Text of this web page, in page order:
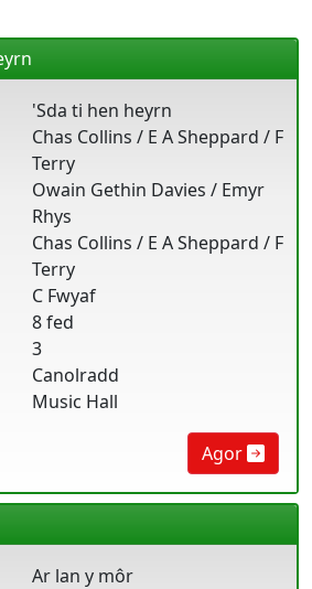
'Sda ti hen heyrn
Chas Collins / E A Sheppard / F
Terry
Owain Gethin Davies / Emyr
Rhys
Chas Collins / E A Sheppard / F
Terry
C Fwyaf
8 fed
3
Canolradd
Music Hall
Agor
Ar lan y môr